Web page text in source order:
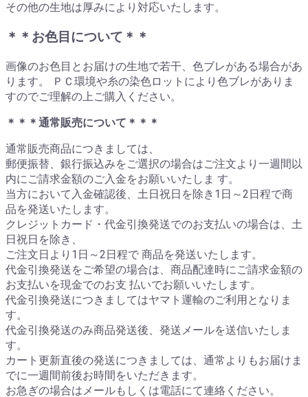
その他の生地は厚みにより対応いたします。
＊＊お色目について＊＊
画像のお色目とお届けの生地で若干、色ブレがある場合があ
ります。 ＰＣ環境や糸の染色ロットにより色ブレがありま
すのでご理解の上ご購入ください。
＊＊＊通常販売について＊＊＊
通常販売商品につきましては、
郵便振替、銀行振込みをご選択の場合はご注文より一週間以
内にご請求金額のご入金をお願いいたしま す。
当方において入金確認後、土日祝日を除き1日～2日程で商
品を発送いたします。
クレジットカード・代金引換発送でのお支払いの場合は、土
日祝日を除き、
ご注文日より1日～2日程で 商品を発送いたします。
代金引換発送をご希望の場合は、商品配達時にご請求金額の
お支払いを現金でのお支 払いでお願いいたします。
代金引換発送につきましてはヤマト運輸のご利用となりま
す。
代金引換発送のみ商品発送後、発送メールを送信いたしま
す。
カート更新直後の発送につきましては、通常よりもお届けま
でに一週間前後お時間をいただきます。
お急ぎの場合はメールもしくは電話にて連絡ください。